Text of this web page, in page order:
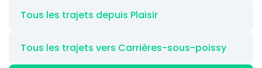
Tous les trajets depuis Plaisir
Tous les trajets vers Carrières-sous-poissy